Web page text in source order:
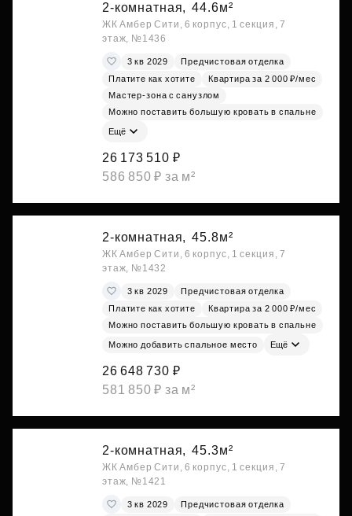
2-комнатная, 44.6м²
ЖК Амбер Сити, 6 корпус, 1 секция, 7
этаж, №1436
3 кв 2029
Предчистовая отделка
Платите как хотите
Квартира за 2 000 ₽/мес
Мастер-зона с санузлом
Можно поставить большую кровать в спальне
Ещё
26 173 510 ₽
586 850 ₽ за м²
2-комнатная, 45.8м²
ЖК Амбер Сити, 6 корпус, 1 секция, 7
этаж, №1432
3 кв 2029
Предчистовая отделка
Платите как хотите
Квартира за 2 000 ₽/мес
Можно поставить большую кровать в спальне
Можно добавить спальное место Ещё
26 648 730 ₽
581 850 ₽ за м²
2-комнатная, 45.3м²
ЖК Амбер Сити, 6 корпус, 1 секция, 7
этаж, №1421
3 кв 2029
Предчистовая отделка